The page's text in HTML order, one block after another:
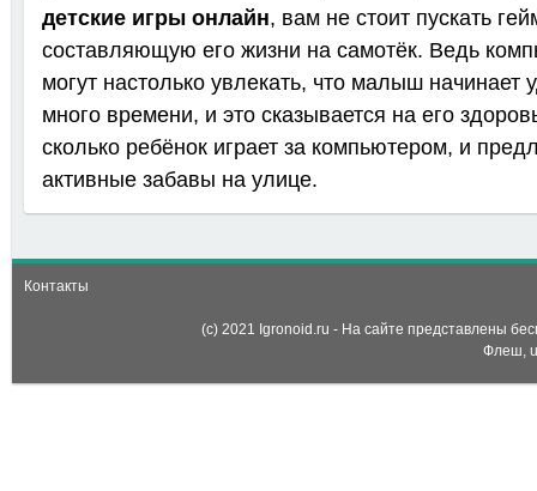
детские игры онлайн, вам не стоит пускать
составляющую его жизни на самотёк. Ведь
могут настолько увлекать, что малыш начинает
много времени, и это сказывается на его
сколько ребёнок играет за компьютером, и
активные забавы на улице.
Контакты
(c) 2021 Igronoid.ru - На сайте представлены
Флеш,